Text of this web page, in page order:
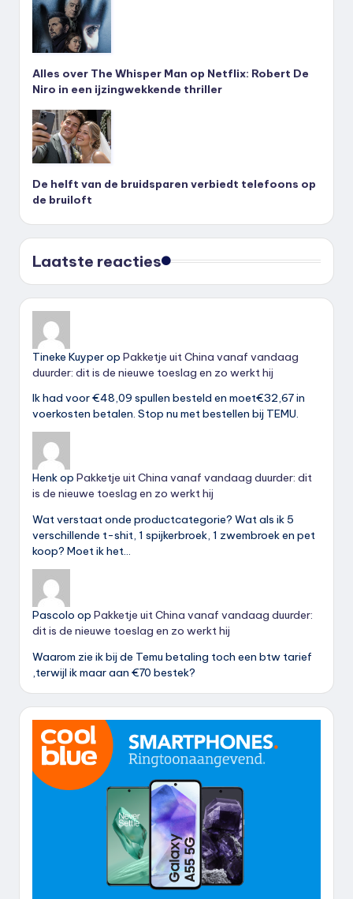
Alles over The Whisper Man op Netflix: Robert De
Niro in een ijzingwekkende thriller
De helft van de bruidsparen verbiedt telefoons op
de bruiloft
Laatste reacties
Tineke Kuyperop Pakketje uit China vanaf vandaag
duurder: dit is de nieuwe toeslag en zo werkt hij
Ik had voor €48,09 spullen besteld en moet€32,67 in
voerkosten betalen. Stop nu met bestellen bij TEMU.
Henkop Pakketje uit China vanaf vandaag duurder: dit
is de nieuwe toeslag en zo werkt hij
Wat verstaat onde productcategorie? Wat als ik 5
verschillende t-shit, 1 spijkerbroek, 1 zwembroek en pet
koop? Moet ik het…
Pascolo op Pakketje uit China vanaf vandaag duurder:
dit is de nieuwe toeslag en zo werkt hij
Waarom zie ik bij de Temu betaling toch een btw tarief
,terwijl ik maar aan €70 bestek?